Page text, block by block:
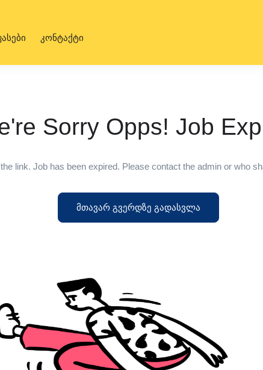
კონტაქტი
Sorry Opps! Job
link. Job has been expired. Please contact the admin or who
მთავარ გვერდზე გადასვლა